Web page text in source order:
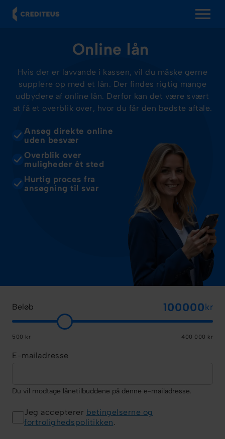
Online lån
Hvis der er lavvande i kassen, vil du måske gerne
supplere op med et lån. Der findes rigtig mange
udbydere af online lån. Derfor kan det være svært
at få et overblik over, hvor du får den bedste aftale.
Ansøg direkte online
uden besvær
Overblik over
muligheder ét sted
Hurtig proces fra
ansøgning til svar
Beløb kr
500 kr 400 000 kr
E-mailadresse
Du vil modtage lånetilbuddene på denne e-mailadresse.
Jeg accepterer betingelserne og
fortrolighedspolitikken.